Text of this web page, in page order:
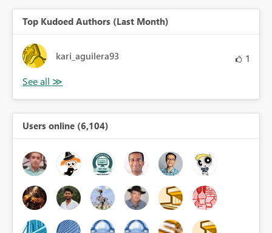
Top Kudoed Authors (Last Month)
kari_aguilera93 1
Users online (6,104)